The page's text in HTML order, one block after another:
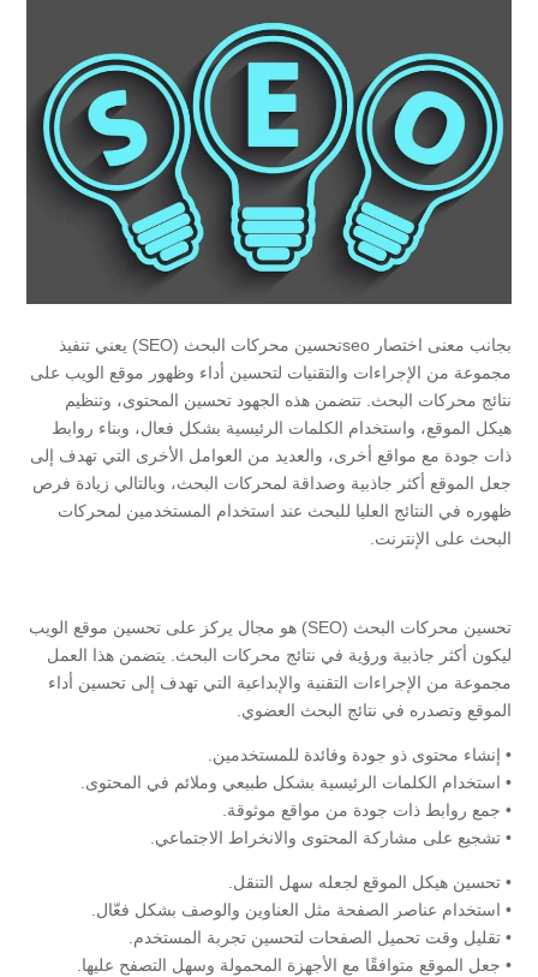
بجانب معنى اختصار seoتحسين محركات البحث (SEO) يعني تنفيذ
مجموعة من الإجراءات والتقنيات لتحسين أداء وظهور موقع الويب على
نتائج محركات البحث. تتضمن هذه الجهود تحسين المحتوى، وتنظيم
هيكل الموقع، واستخدام الكلمات الرئيسية بشكل فعال، وبناء روابط
ذات جودة مع مواقع أخرى، والعديد من العوامل الأخرى التي تهدف إلى
جعل الموقع أكثر جاذبية وصداقة لمحركات البحث، وبالتالي زيادة فرص
ظهوره في النتائج العليا للبحث عند استخدام المستخدمين لمحركات
البحث على الإنترنت.
تحسين محركات البحث (SEO) هو مجال يركز على تحسين موقع الويب
ليكون أكثر جاذبية ورؤية في نتائج محركات البحث. يتضمن هذا العمل
مجموعة من الإجراءات التقنية والإبداعية التي تهدف إلى تحسين أداء
الموقع وتصدره في نتائج البحث العضوي.
• إنشاء محتوى ذو جودة وفائدة للمستخدمين.
• استخدام الكلمات الرئيسية بشكل طبيعي وملائم في المحتوى.
• جمع روابط ذات جودة من مواقع موثوقة.
• تشجيع على مشاركة المحتوى والانخراط الاجتماعي.
• تحسين هيكل الموقع لجعله سهل التنقل.
• استخدام عناصر الصفحة مثل العناوين والوصف بشكل فعّال.
• تقليل وقت تحميل الصفحات لتحسين تجربة المستخدم.
• جعل الموقع متوافقًا مع الأجهزة المحمولة وسهل التصفح عليها.